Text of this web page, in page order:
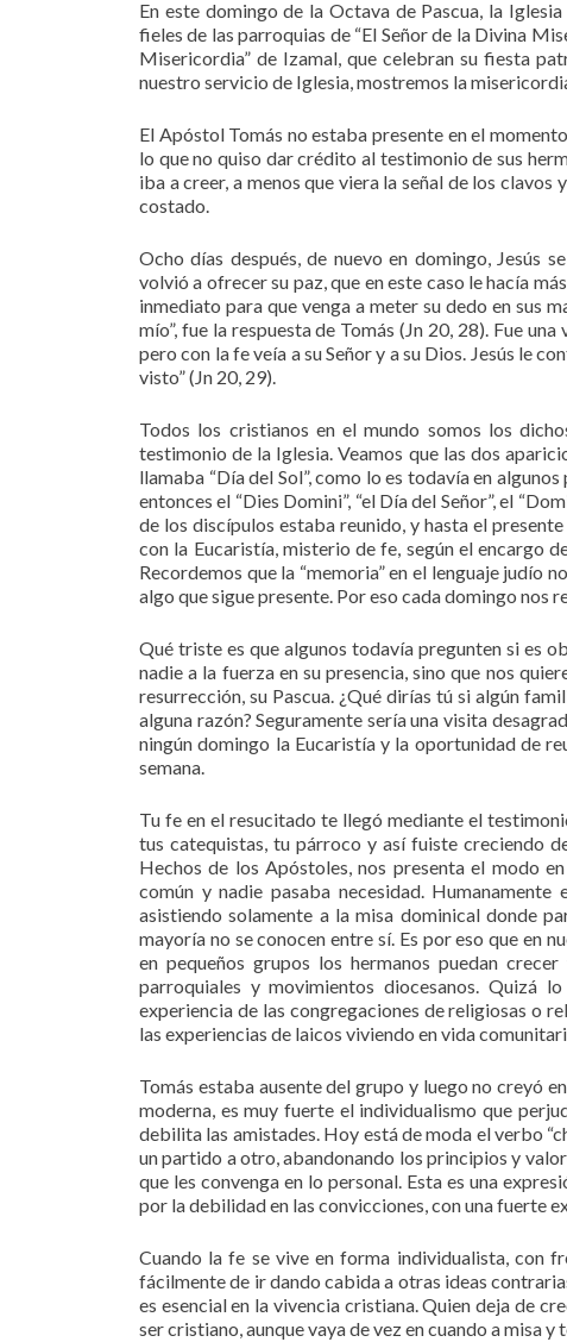
En este domingo de la Octava de Pascua, la
fieles de las parroquias de “El Señor de la Divina
Misericordia” de Izamal, que celebran su fiesta
nuestro servicio de Iglesia, mostremos la
El Apóstol Tomás no estaba presente en el
lo que no quiso dar crédito al testimonio de sus
iba a creer, a menos que viera la señal de los
costado.
Ocho días después, de nuevo en domingo, Jesús
volvió a ofrecer su paz, que en este caso le hacía
inmediato para que venga a meter su dedo en sus
mío”, fue la respuesta de Tomás (Jn 20, 28). Fue
pero con la fe veía a su Señor y a su Dios. Jesús le
visto” (Jn 20, 29).
Todos los cristianos en el mundo somos los
testimonio de la Iglesia. Veamos que las dos
llamaba “Día del Sol”, como lo es todavía en
entonces el “Dies Domini”, “el Día del Señor”, el
de los discípulos estaba reunido, y hasta el
con la Eucaristía, misterio de fe, según el encargo
Recordemos que la “memoria” en el lenguaje judío
algo que sigue presente. Por eso cada domingo nos
Qué triste es que algunos todavía pregunten si es
nadie a la fuerza en su presencia, sino que nos
resurrección, su Pascua. ¿Qué dirías tú si algún
alguna razón? Seguramente sería una visita
ningún domingo la Eucaristía y la oportunidad de
semana.
Tu fe en el resucitado te llegó mediante el
tus catequistas, tu párroco y así fuiste creciendo
Hechos de los Apóstoles, nos presenta el modo
común y nadie pasaba necesidad.
asistiendo solamente a la misa dominical donde
mayoría no se conocen entre sí. Es por eso que en
en pequeños grupos los hermanos puedan
parroquiales y movimientos diocesanos. Quizá
experiencia de las congregaciones de religiosas o
las experiencias de laicos viviendo en vida
Tomás estaba ausente del grupo y luego no creyó
moderna, es muy fuerte el individualismo que
debilita las amistades. Hoy está de moda el verbo
un partido a otro, abandonando los principios y
que les convenga en lo personal. Esta es una
por la debilidad en las convicciones, con una fuerte
Cuando la fe se vive en forma individualista, con
fácilmente de ir dando cabida a otras ideas
es esencial en la vivencia cristiana. Quien deja de
ser cristiano, aunque vaya de vez en cuando a misa